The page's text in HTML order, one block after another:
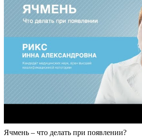
Ячмень – что делать при появлении?